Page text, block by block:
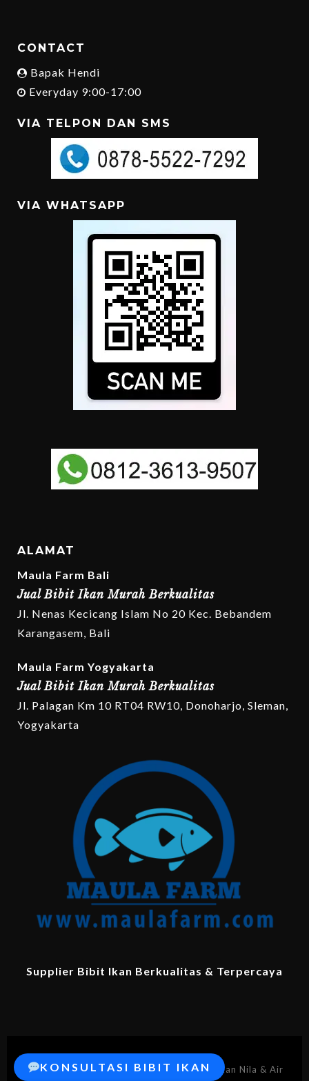
CONTACT
Bapak Hendi
Everyday 9:00-17:00
VIA TELPON DAN SMS
VIA WHATSAPP
ALAMAT
Maula Farm Bali
Jual Bibit Ikan Murah Berkualitas
Jl. Nenas Kecicang Islam No 20 Kec. Bebandem
Karangasem, Bali
Maula Farm Yogyakarta
Jual Bibit Ikan Murah Berkualitas
Jl. Palagan Km 10 RT04 RW10, Donoharjo, Sleman,
Yogyakarta
Supplier Bibit Ikan Berkualitas & Terpercaya
© 2026 MaulaFarm.com – Supplier Bibit Ikan Nila & Air
KONSULTASI BIBIT IKAN